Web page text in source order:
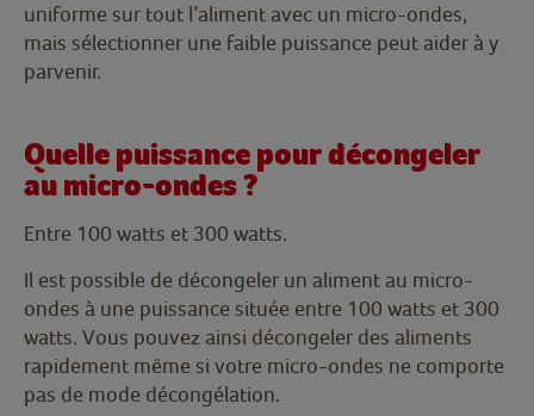
uniforme sur tout l’aliment avec un micro-ondes,
mais sélectionner une faible puissance peut aider à y
parvenir.
Quelle puissance pour décongeler
au micro-ondes ?
Entre 100 watts et 300 watts.
Il est possible de décongeler un aliment au micro-
ondes à une puissance située entre 100 watts et 300
watts. Vous pouvez ainsi décongeler des aliments
rapidement même si votre micro-ondes ne comporte
pas de mode décongélation.